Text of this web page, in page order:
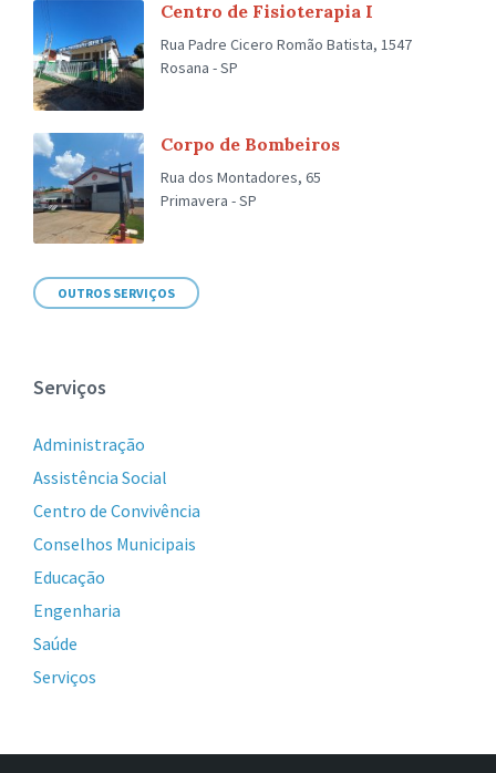
Centro de Fisioterapia I
Rua Padre Cicero Romão Batista, 1547
Rosana - SP
Corpo de Bombeiros
Rua dos Montadores, 65
Primavera - SP
OUTROS SERVIÇOS
Serviços
Administração
Assistência Social
Centro de Convivência
Conselhos Municipais
Educação
Engenharia
Saúde
Serviços